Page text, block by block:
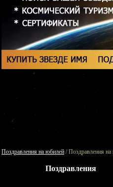
Поздравления на юбилей / Поздравления
Поздравления